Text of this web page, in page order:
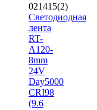
021415(2)
Светодиодная
лента
RT-
A120-
8mm
24V
Day5000
CRI98
(9.6